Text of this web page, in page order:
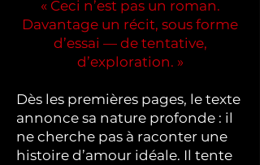
« Ceci n’est pas un roman.
Davantage un récit, sous forme
d’essai — de tentative,
d’exploration. »
Dès les premières pages, le texte
annonce sa nature profonde : il
ne cherche pas à raconter une
histoire d’amour idéale. Il tente